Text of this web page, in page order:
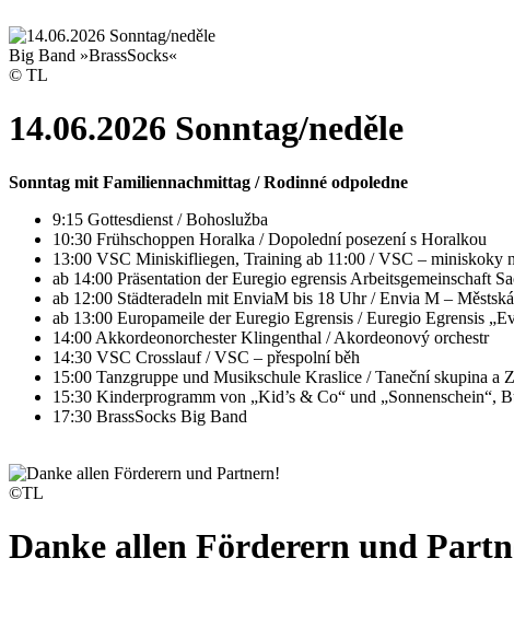
Big Band »BrassSocks«
© TL
14.06.2026 Sonntag/neděle
Sonntag mit Familiennachmittag / Rodinné odpoledne
9:15 Gottesdienst / Bohoslužba
10:30 Frühschoppen Horalka / Dopolední posezení s Horalkou
13:00 VSC Miniskifliegen, Training ab 11:00 / VSC – miniskoky
ab 14:00 Präsentation der Euregio egrensis
ab 12:00 Städteradeln mit EnviaM bis 18 Uhr / Envia M –
ab 13:00 Europameile der Euregio Egrensis / Euregio Egrensis
14:00 Akkordeonorchester Klingenthal / Akordeonový orchestr
14:30 VSC Crosslauf / VSC – přespolní běh
15:00 Tanzgruppe und Musikschule Kraslice / Taneční skupina a
15:30 Kinderprogramm von „Kid’s & Co“ und „Sonnenschein“,
17:30 BrassSocks Big Band
©TL
Danke allen Förderern und